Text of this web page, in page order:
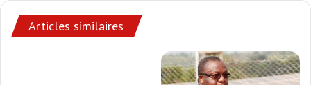
Articles similaires